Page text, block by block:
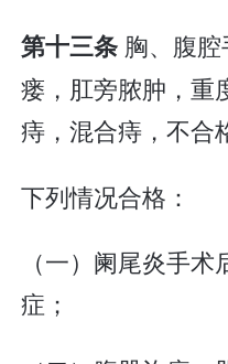
第十三条 胸、腹
瘘，肛旁脓肿，重
痔，混合痔，不合
下列情况合格：
（一）阑尾炎手
症；